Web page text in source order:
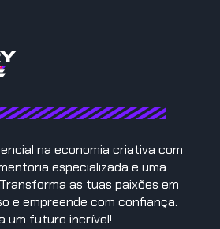
na economia criativa com
especializada e uma
as tuas paixões em
e empreende com confiança.
um futuro incrível!